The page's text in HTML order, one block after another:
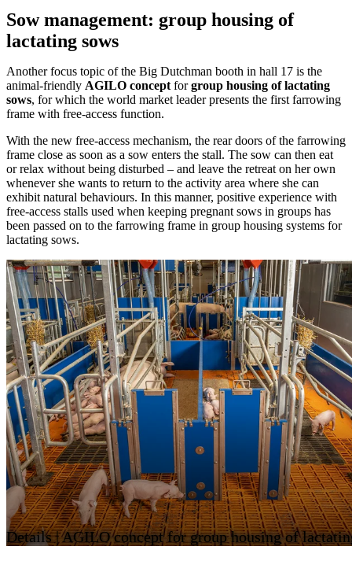
Sow management: group housing of
lactating sows
Another focus topic of the Big Dutchman booth in hall 17 is the
animal-friendly AGILO concept forgroup housing of lactating
sows, for which the world market leader presents the first farrowing
frame with free-access function.
With the new free-access mechanism, the rear doors of the farrowing
frame close as soon as a sow enters the stall. The sow can then eat
or relax without being disturbed – and leave the retreat on her own
whenever she wants to return to the activity area where she can
exhibit natural behaviours. In this manner, positive experience with
free-access stalls used when keeping pregnant sows in groups has
been passed on to the farrowing frame in group housing systems for
lactating sows.
Details | AGILO concept for group housing of